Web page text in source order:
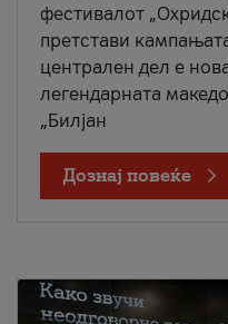
фестивалот
претстави
централен дел е
легендарната
„Билјан
Дознај повеќе